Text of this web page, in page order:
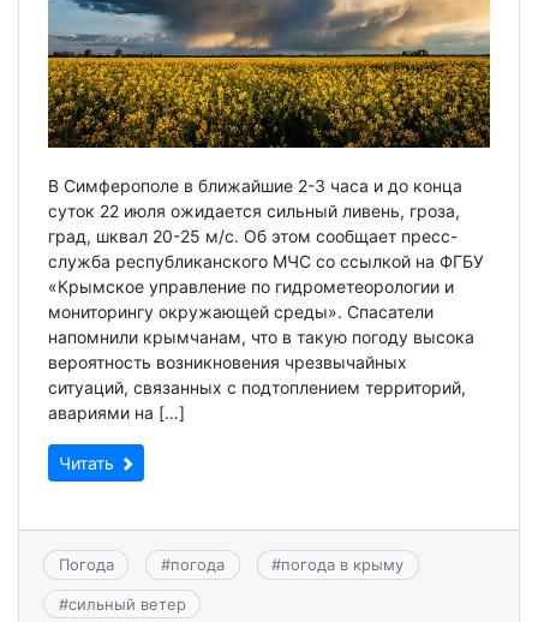
В Симферополе в ближайшие 2-3 часа и до конца
суток 22 июля ожидается сильный ливень, гроза,
град, шквал 20-25 м/с. Об этом сообщает пресс-
служба республиканского МЧС со ссылкой на ФГБУ
«Крымское управление по гидрометеорологии и
мониторингу окружающей среды». Спасатели
напомнили крымчанам, что в такую погоду высока
вероятность возникновения чрезвычайных
ситуаций, связанных с подтоплением территорий,
авариями на […]
Читать
Погода #погода #погода в крыму
#сильный ветер